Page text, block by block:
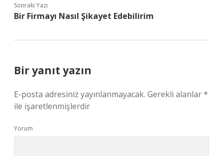
Sonraki Yazı
Bir Firmayı Nasıl Şikayet Edebilirim
Bir yanıt yazın
E-posta adresiniz yayınlanmayacak. Gerekli alanlar*
ile işaretlenmişlerdir
Yorum